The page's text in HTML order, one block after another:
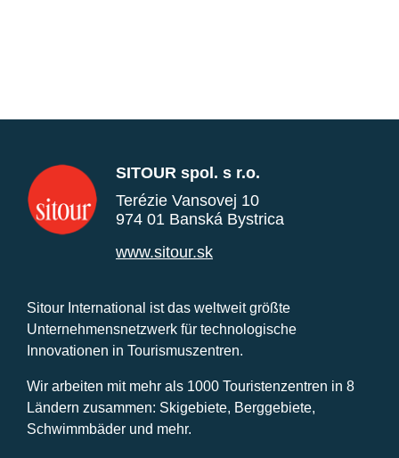
SITOUR spol. s r.o.
Terézie Vansovej 10
974 01 Banská Bystrica
www.sitour.sk
Sitour International ist das weltweit größte
Unternehmensnetzwerk für technologische
Innovationen in Tourismuszentren.
Wir arbeiten mit mehr als 1000 Touristenzentren in 8
Ländern zusammen: Skigebiete, Berggebiete,
Schwimmbäder und mehr.